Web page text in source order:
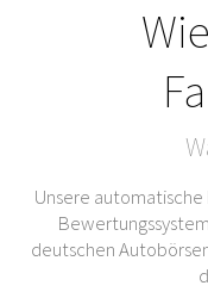
Unsere
deutschen